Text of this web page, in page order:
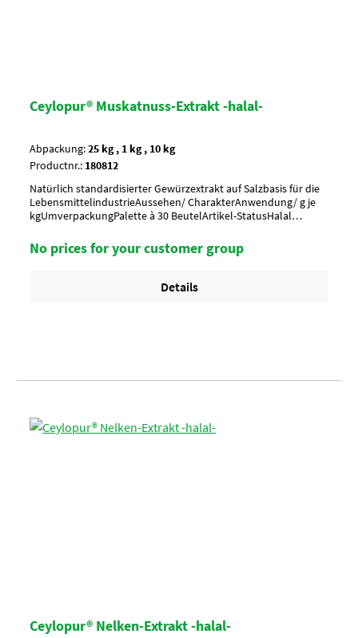
Ceylopur® Muskatnuss-Extrakt -halal-
Abpackung:
25 kg , 1 kg , 10 kg
Productnr.: 180812
Natürlich standardisierter Gewürzextrakt auf Salzbasis für die
LebensmittelindustrieAussehen/ CharakterAnwendung/ g je
kgUmverpackungPalette à 30 BeutelArtikel-StatusHalal
No prices for your customer group
Details
Ceylopur® Nelken-Extrakt -halal-